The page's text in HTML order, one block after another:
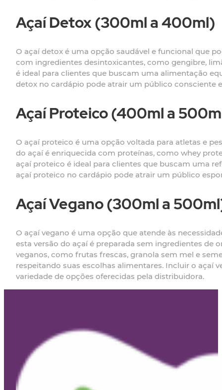
Açaí Detox (300ml a 400ml)
O açaí detox é uma opção saudável e funcional que
com ingredientes desintoxicantes, como gengibre,
é ideal para clientes que buscam uma alimentação
detox no cardápio pode atrair um público consciente
Açaí Proteico (400ml a
O açaí proteico é uma opção voltada para atletas e
do açaí é enriquecida com proteínas, como whey
açaí proteico é ideal para clientes que buscam uma
açaí proteico no cardápio pode atrair um público
Açaí Vegano (300ml a
O açaí vegano é uma opção que atende às
esta versão do açaí é preparada sem ingredientes de
veganos, como frutas frescas, granola sem mel e
respeitando suas escolhas alimentares. Incluir o açaí
variedade de opções oferecidas pela distribuidora.